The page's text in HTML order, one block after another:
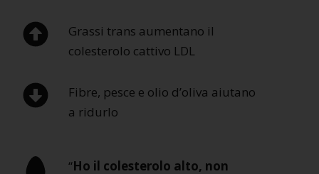
Grassi trans aumentano il
colesterolo cattivo LDL
Fibre, pesce e olio d’oliva aiutano
a ridurlo
“Ho il colesterolo alto, non